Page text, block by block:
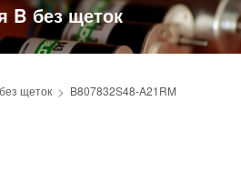
B без щеток
щеток > B807832S48-A21RM